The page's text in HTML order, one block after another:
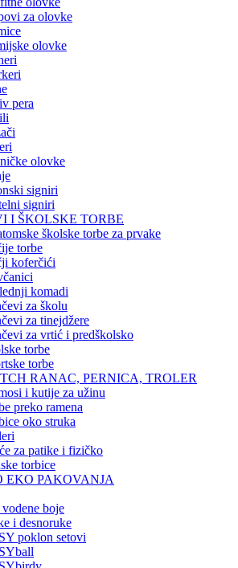
za olovke
olovke
pera
olovke
signiri
signiri
I ŠKOLSKE TORBE
školske torbe za prvake
torbe
koferčići
komadi
za školu
za tinejdžere
za vrtić i predškolsko
torbe
torbe
RANAC, PERNICA, TROLER
i kutije za užinu
preko ramena
oko struka
za patike i fizičko
torbice
EKO PAKOVANJA
boje
i desnoruke
poklon setovi